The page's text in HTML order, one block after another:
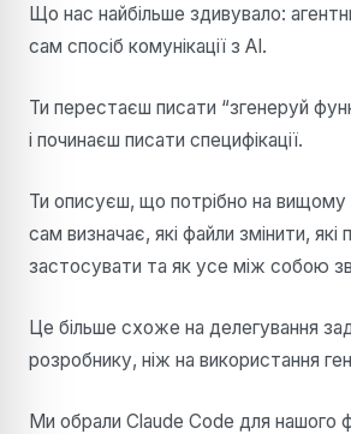
Що нас найбільше здивувало:
сам спосіб комунікації з AI.
Ти перестаєш писати “згенеруй
і починаєш писати специфікації.
Ти описуєш, що потрібно на вищому
сам визначає, які файли змінити, які
застосувати та як усе між собою
Це більше схоже на делегування
розробнику, ніж на використання
Ми обрали Claude Code для нашого